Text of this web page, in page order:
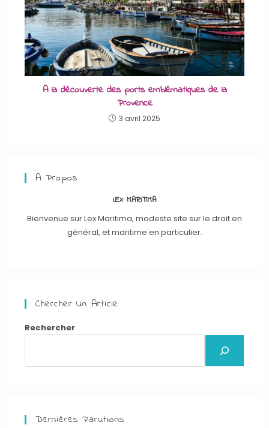
A la découverte des ports emblématiques de la
Provence
3 avril 2025
A Propos
LEX MARITIMA
Bienvenue sur Lex Maritima, modeste site sur le droit en
général, et maritime en particulier.
Chercher Un Article
Rechercher
Dernières Parutions